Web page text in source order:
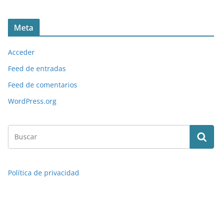
Meta
Acceder
Feed de entradas
Feed de comentarios
WordPress.org
Política de privacidad